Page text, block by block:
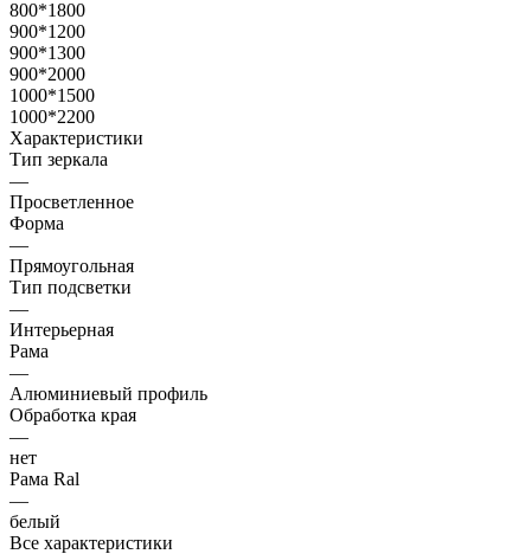
800*1800
900*1200
900*1300
900*2000
1000*1500
1000*2200
Характеристики
Тип зеркала
—
Просветленное
Форма
—
Прямоугольная
Тип подсветки
—
Интерьерная
Рама
—
Алюминиевый профиль
Обработка края
—
нет
Рама Ral
—
белый
Все характеристики